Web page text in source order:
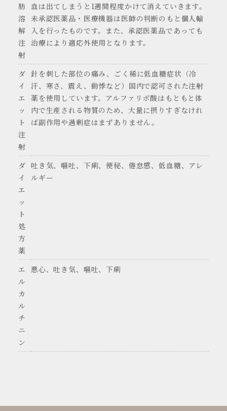
肪
溶
解
注
射
血は出てしまうと1週間程度かけて消えていきます。
未承認医薬品・医療機器は医師の判断のもと個人輸
入を行ったものです。また、承認医薬品であっても
治療により適応外使用となります。
ダ
イ
エ
ッ
ト
注
射
針を刺した部位の痛み、ごく稀に低血糖症状（冷
汗、寒さ、震え、動悸など）国内で認可された注射
薬を使用しています。アルファリポ酸はもともと体
内で生産される物質のため、大量に摂りすぎなけれ
ば副作用や過剰症はまずありません。
ダ
イ
エ
ッ
ト
処
方
薬
吐き気、嘔吐、下痢、便秘、倦怠感、低血糖、アレ
ルギー
エ
ル
カ
ル
チ
ニ
ン
悪心、吐き気、嘔吐、下痢